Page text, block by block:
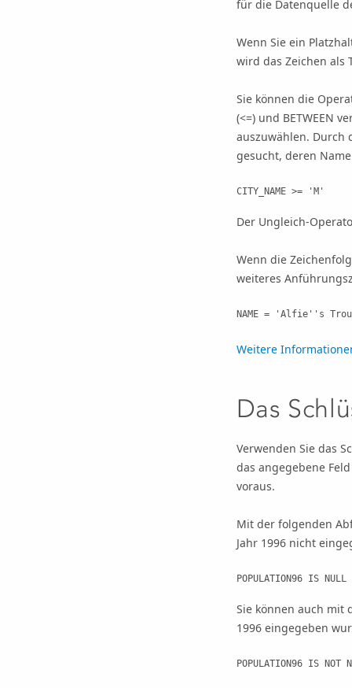
für die Datenquelle
Wenn Sie ein
wird das Zeichen als
Sie können die
(<=) und BETWEEN
auszuwählen. Durch
gesucht, deren
CITY_NAME >= 'M'
Der Ungleich-
Wenn die
weiteres
NAME = 'Alfie''s
Weitere
Das
Verwenden Sie das
das angegebene
voraus.
Mit der folgenden
Jahr 1996 nicht
POPULATION96 IS NULL
Sie können auch mit
1996 eingegeben
POPULATION96 IS NOT